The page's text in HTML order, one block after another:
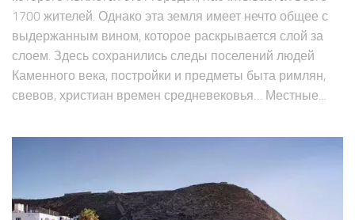
1700 жителей. Однако эта земля имеет нечто общее с
выдержанным вином, которое раскрывается слой за
слоем. Здесь сохранились следы поселений людей
Каменного века, постройки и предметы быта римлян,
свевов, христиан времен средневековья… Местные...